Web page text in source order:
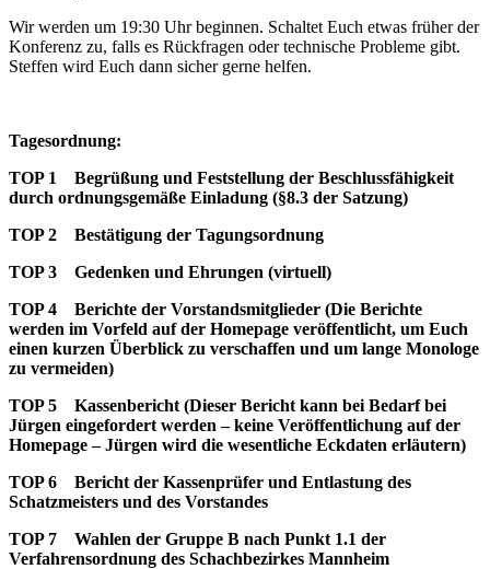
Wir werden um 19:30 Uhr beginnen. Schaltet Euch etwas früher der
Konferenz zu, falls es Rückfragen oder technische Probleme gibt.
Steffen wird Euch dann sicher gerne helfen.
Tagesordnung:
TOP 1 Begrüßung und Feststellung der Beschlussfähigkeit
durch ordnungsgemäße Einladung (§8.3 der Satzung)
TOP 2 Bestätigung der Tagungsordnung
TOP 3 Gedenken und Ehrungen (virtuell)
TOP 4 Berichte der Vorstandsmitglieder (Die Berichte
werden im Vorfeld auf der Homepage veröffentlicht, um Euch
einen kurzen Überblick zu verschaffen und um lange Monologe
zu vermeiden)
TOP 5 Kassenbericht (Dieser Bericht kann bei Bedarf bei
Jürgen eingefordert werden – keine Veröffentlichung auf der
Homepage – Jürgen wird die wesentliche Eckdaten erläutern)
TOP 6 Bericht der Kassenprüfer und Entlastung des
Schatzmeisters und des Vorstandes
TOP 7 Wahlen der Gruppe B nach Punkt 1.1 der
Verfahrensordnung des Schachbezirkes Mannheim